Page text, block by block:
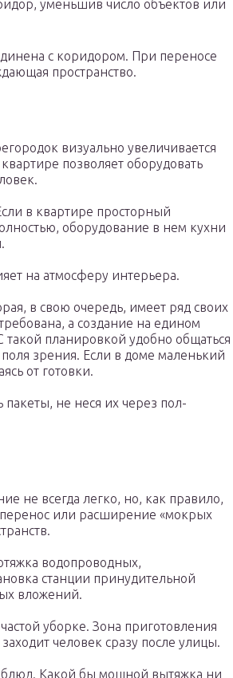
уменьшив число объектов или
с коридором. При переносе
пространство.
визуально увеличивается
позволяет оборудовать
в квартире просторный
оборудование в нем кухни
на атмосферу интерьера.
в свою очередь, имеет ряд своих
а создание на едином
такой планировкой удобно общаться
поля зрения. Если в доме маленький
от готовки.
пакеты, не неся их через пол-
не всегда легко, но, как правило,
перенос или расширение «мокрых
водопроводных,
станции принудительной
вложений.
уборке. Зона приготовления
человек сразу после улицы.
блюд. Какой бы мощной вытяжка ни